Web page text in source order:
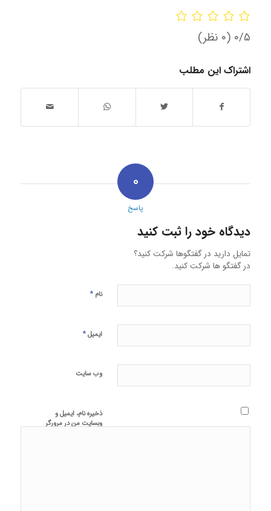
‫۰/۵ ‫(۰ نظر)
اشتراک این مطلب
۰
پاسخ
دیدگاه خود را ثبت کنید
تمایل دارید در گفتگوها شرکت کنید؟
در گفتگو ها شرکت کنید.
نام *
ایمیل*
وب‌ سایت
ذخیره نام، ایمیل و
وبسایت من در مرورگر